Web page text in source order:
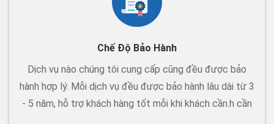
Chế Độ Bảo Hành
Dịch vụ nào chúng tôi cung cấp cũng đều được bảo
hành hợp lý. Mỗi dịch vụ đều được bảo hành lâu dài từ 3
- 5 năm, hỗ trợ khách hàng tốt mỗi khi khách cần.h cần